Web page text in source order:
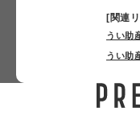
[関連
うい助
うい助